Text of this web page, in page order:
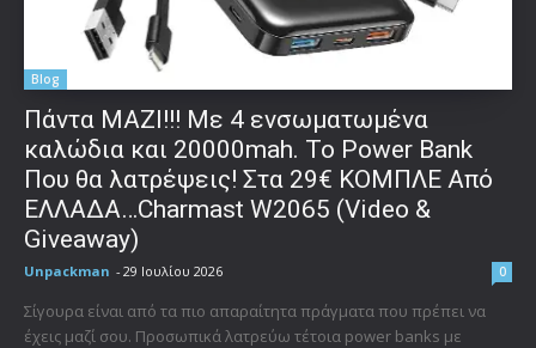
Blog
Πάντα ΜΑΖΙ!!! Με 4 ενσωματωμένα
καλώδια και 20000mah. Το Power Bank
Που θα λατρέψεις! Στα 29€ ΚΟΜΠΛΕ Από
ΕΛΛΑΔΑ…Charmast W2065 (Video &
Giveaway)
Unpackman - 29 Ιουλίου 2026 0
Σίγουρα είναι από τα πιο απαραίτητα πράγματα που πρέπει να
έχεις μαζί σου. Προσωπικά λατρεύω τέτοια power banks με